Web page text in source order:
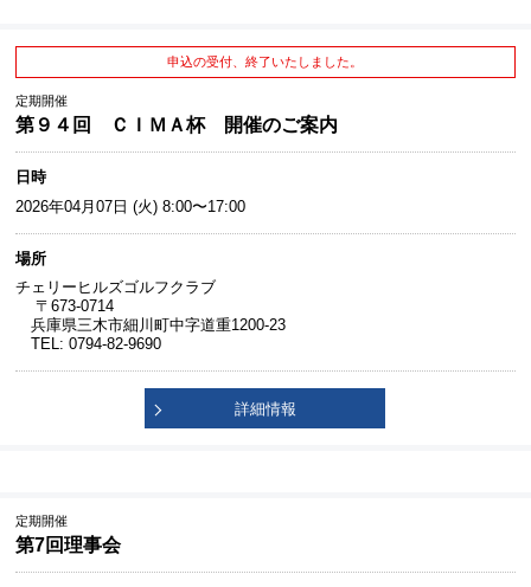
申込の受付、終了いたしました。
定期開催
第９４回 ＣＩＭＡ杯 開催のご案内
日時
2026年04月07日 (火) 8:00〜17:00
場所
チェリーヒルズゴルフクラブ
〒673-0714
兵庫県三木市細川町中字道重1200-23
TEL: 0794-82-9690
詳細情報
定期開催
第7回理事会